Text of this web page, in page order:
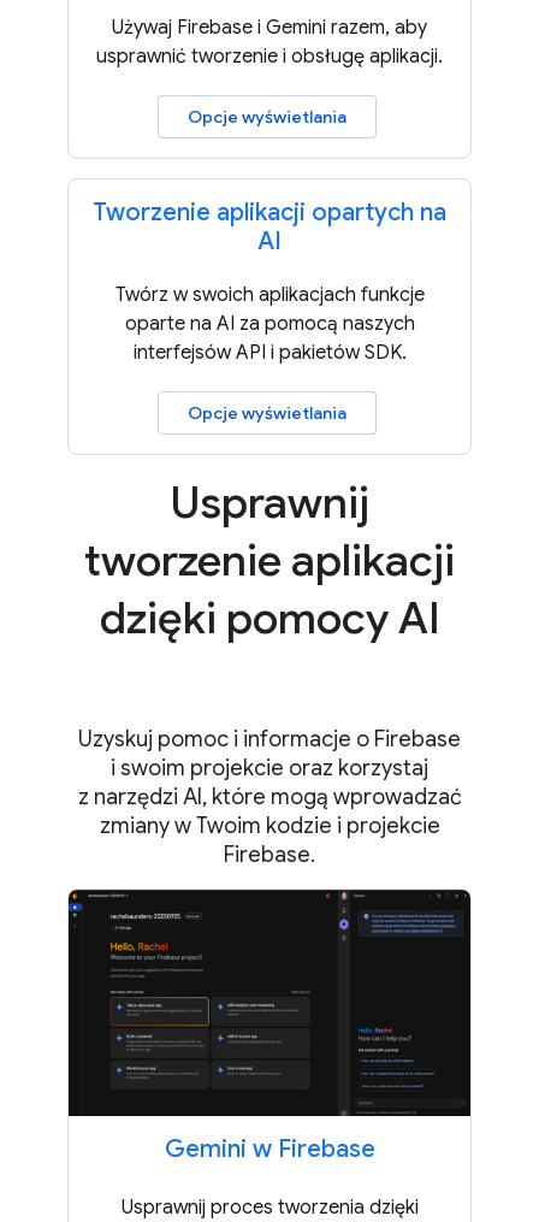
Używaj Firebase i Gemini razem, aby
usprawnić tworzenie i obsługę aplikacji.
Opcje wyświetlania
Tworzenie aplikacji opartych na
AI
Twórz w swoich aplikacjach funkcje
oparte na AI za pomocą naszych
interfejsów API i pakietów SDK.
Opcje wyświetlania
Usprawnij
tworzenie aplikacji
dzięki pomocy AI
Uzyskuj pomoc i informacje o Firebase
i swoim projekcie oraz korzystaj
z narzędzi AI, które mogą wprowadzać
zmiany w Twoim kodzie i projekcie
Firebase.
Gemini w Firebase
Usprawnij proces tworzenia dzięki